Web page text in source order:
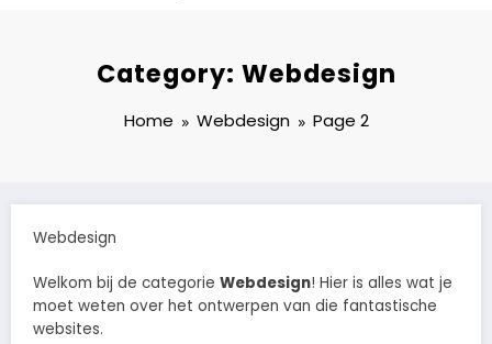
Category: Webdesign
Home Webdesign Page 2
Webdesign
Welkom bij de categorie Webdesign! Hier is alles wat je
moet weten over het ontwerpen van die fantastische
websites.